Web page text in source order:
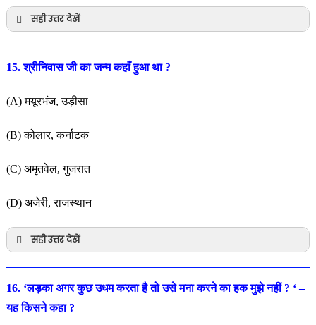
सही उत्तर देखें
15. श्रीनिवास जी का जन्म कहाँ हुआ था ?
(A) मयूरभंज, उड़ीसा
(B) कोलार, कर्नाटक
(C) अमृतवेल, गुजरात
(D) अजेरी, राजस्थान
सही उत्तर देखें
16. ‘लड़का अगर कुछ उधम करता है तो उसे मना करने का हक मुझे नहीं ? ‘ –
यह किसने कहा ?